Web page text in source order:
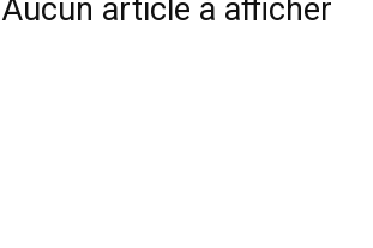
Aucun article à afficher